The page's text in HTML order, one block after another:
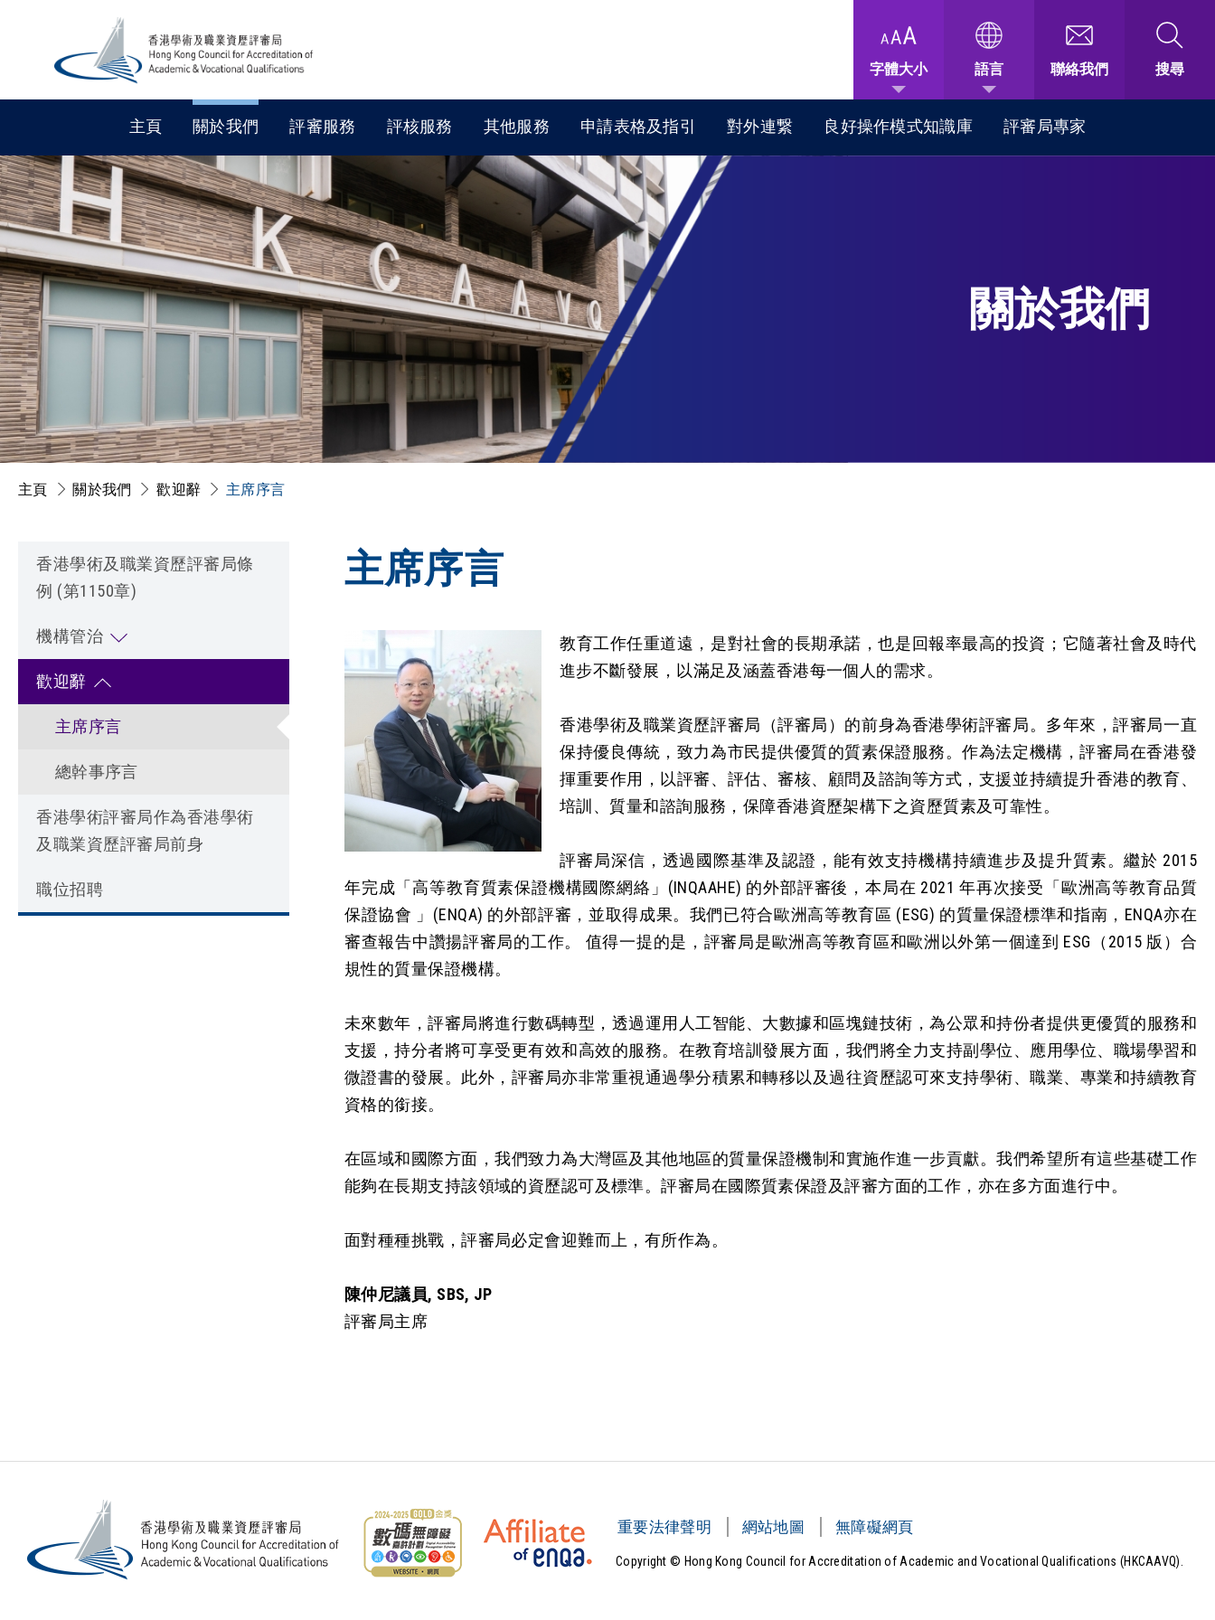
字體大小 語言 聯絡我們 搜尋
主頁 關於我們 評審服務 評核服務 其他服務 申請表格及指引 對外連繋 良好操作模式知識庫 評審局專家
關於我們
主頁 關於我們 歡迎辭 主席序言
香港學術及職業資歷評審局條
例 (第1150章)
機構管治
歡迎辭
主席序言
總幹事序言
香港學術評審局作為香港學術
及職業資歷評審局前身
職位招聘
主席序言
教育工作任重道遠，是對社會的長期承諾，也是回報率最高的投資；它隨著社會及時代
進步不斷發展，以滿足及涵蓋香港每一個人的需求。
香港學術及職業資歷評審局（評審局）的前身為香港學術評審局。多年來，評審局一直
保持優良傳統，致力為市民提供優質的質素保證服務。作為法定機構，評審局在香港發
揮重要作用，以評審、評估、審核、顧問及諮詢等方式，支援並持續提升香港的教育、
培訓、質量和諮詢服務，保障香港資歷架構下之資歷質素及可靠性。
評審局深信，透過國際基準及認證，能有效支持機構持續進步及提升質素。繼於 2015
年完成「高等教育質素保證機構國際網絡」(INQAAHE) 的外部評審後，本局在 2021 年再次接受「歐洲高等教育品質
保證協會 」(ENQA) 的外部評審，並取得成果。我們已符合歐洲高等教育區 (ESG) 的質量保證標準和指南，ENQA亦在
審查報告中讚揚評審局的工作。 值得一提的是，評審局是歐洲高等教育區和歐洲以外第一個達到 ESG（2015 版）合
規性的質量保證機構。
未來數年，評審局將進行數碼轉型，透過運用人工智能、大數據和區塊鏈技術，為公眾和持份者提供更優質的服務和
支援，持分者將可享受更有效和高效的服務。在教育培訓發展方面，我們將全力支持副學位、應用學位、職場學習和
微證書的發展。此外，評審局亦非常重視通過學分積累和轉移以及過往資歷認可來支持學術、職業、專業和持續教育
資格的銜接。
在區域和國際方面，我們致力為大灣區及其他地區的質量保證機制和實施作進一步貢獻。我們希望所有這些基礎工作
能夠在長期支持該領域的資歷認可及標準。評審局在國際質素保證及評審方面的工作，亦在多方面進行中。
面對種種挑戰，評審局必定會迎難而上，有所作為。
陳仲尼議員, SBS, JP
評審局主席
重要法律聲明 網站地圖 無障礙網頁
Copyright © Hong Kong Council for Accreditation of Academic and Vocational Qualifications (HKCAAVQ).